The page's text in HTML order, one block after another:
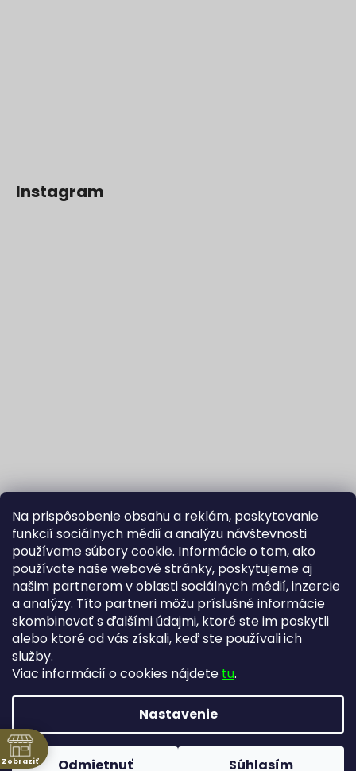
Na prispôsobenie obsahu a reklám, poskytovanie
funkcií sociálnych médií a analýzu návštevnosti
používame súbory cookie. Informácie o tom, ako
používate naše webové stránky, poskytujeme aj
našim partnerom v oblasti sociálnych médií, inzercie
a analýzy. Títo partneri môžu príslušné informácie
skombinovať s ďalšími údajmi, ktoré ste im poskytli
alebo ktoré od vás získali, keď ste používali ich
služby.
Viac informácií o cookies nájdete tu.
Nastavenie
Odmietnuť Súhlasím
Instagram
Sledovať na Instagrame
Fortuna Aurum na Heureka.sk
Copyright 2026Zlatníctvo Žatecký, s.r.o.. Všetky práva
vyhradené.
Upraviť nastavenie cookies
Zobraziť